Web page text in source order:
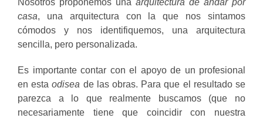
Nosotros proponemos una arquitectura de andar por
casa, una arquitectura con la que nos sintamos
cómodos y nos identifiquemos, una arquitectura
sencilla, pero personalizada.
Es importante contar con el apoyo de un profesional
en estaodisea de las obras. Para que el resultado se
parezca a lo que realmente buscamos (que no
necesariamente tiene que coincidir con nuestra